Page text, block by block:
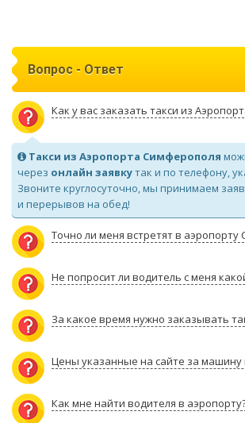
Вопрос - Ответ
Как у вас заказать такси из
Такси из Аэропорта Симферополя
через онлайн заявкутак и по телефону,
Звоните круглосуточно, мы принимаем
и перерывов на обед!
Точно ли меня встретят в аэропорту
Не попросит ли водитель с меня
За какое время нужно заказывать
Цены указанные на сайте за машину
Как мне найти водителя в